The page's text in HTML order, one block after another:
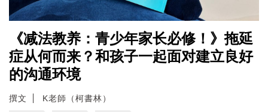
《减法教养：青少年家长必修！》拖延
症从何而来？和孩子一起面对建立良好
的沟通环境
撰文 K老師（柯書林）